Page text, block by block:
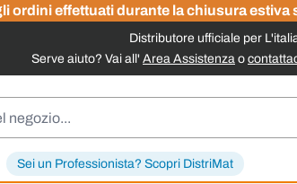
ordini effettuati durante la chiusura
Distributore ufficiale per
Serve aiuto? Vai all' Area Assistenza o
Sei un Professionista? Scopri DistriMat